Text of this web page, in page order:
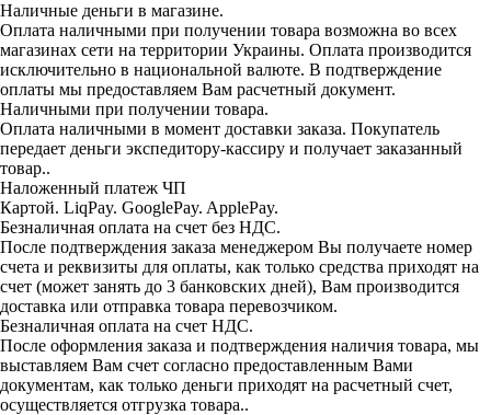
Наличные деньги в магазине.
Оплата наличными при получении товара возможна во всех
магазинах сети на территории Украины. Оплата производится
исключительно в национальной валюте. В подтверждение
оплаты мы предоставляем Вам расчетный документ.
Наличными при получении товара.
Оплата наличными в момент доставки заказа. Покупатель
передает деньги экспедитору-кассиру и получает заказанный
товар..
Наложенный платеж ЧП
Картой. LiqPay. GooglePay. ApplePay.
Безналичная оплата на счет без НДС.
После подтверждения заказа менеджером Вы получаете номер
счета и реквизиты для оплаты, как только средства приходят на
счет (может занять до 3 банковских дней), Вам производится
доставка или отправка товара перевозчиком.
Безналичная оплата на счет НДС.
После оформления заказа и подтверждения наличия товара, мы
выставляем Вам счет согласно предоставленным Вами
документам, как только деньги приходят на расчетный счет,
осуществляется отгрузка товара..